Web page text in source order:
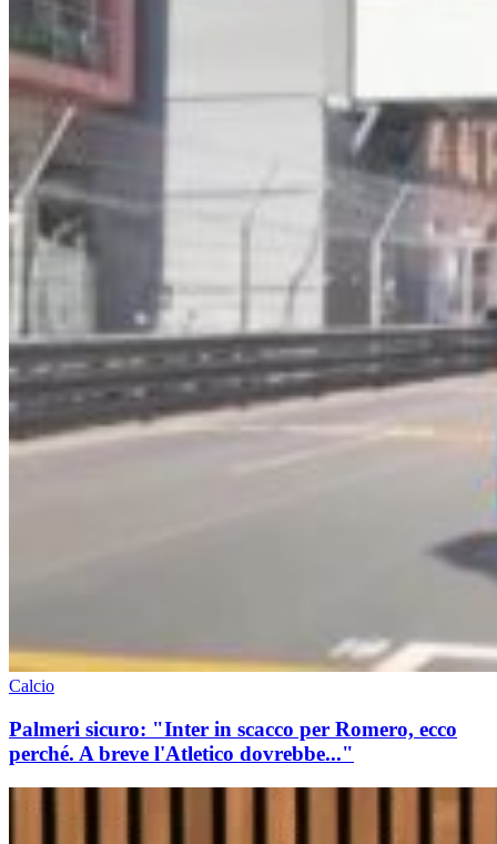
Calcio
Palmeri sicuro: "Inter in scacco per Romero, ecco
perché. A breve l'Atletico dovrebbe..."